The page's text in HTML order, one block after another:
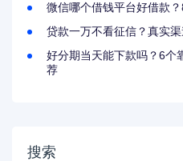
微信哪个借钱平台好借款
贷款一万不看征信？真实
好分期当天能下款吗？6个
荐
搜索